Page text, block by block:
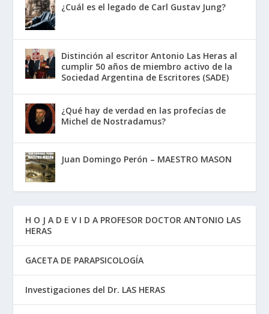
¿Cuál es el legado de Carl Gustav Jung?
Distinción al escritor Antonio Las Heras al
cumplir 50 años de miembro activo de la
Sociedad Argentina de Escritores (SADE)
¿Qué hay de verdad en las profecías de
Michel de Nostradamus?
Juan Domingo Perón – MAESTRO MASON
H O J A D E V I D A PROFESOR DOCTOR ANTONIO LAS
HERAS
GACETA DE PARAPSICOLOGÍA
Investigaciones del Dr. LAS HERAS